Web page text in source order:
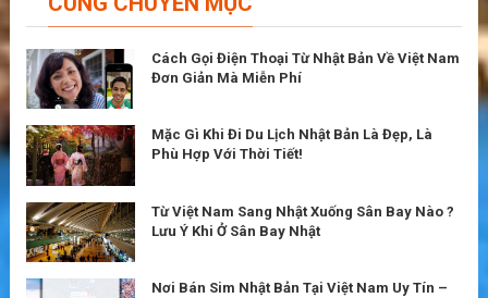
Cách Gọi Điện Thoại Từ Nhật Bản Về Việt Nam
Đơn Giản Mà Miễn Phí
Mặc Gì Khi Đi Du Lịch Nhật Bản Là Đẹp, Là
Phù Hợp Với Thời Tiết!
Từ Việt Nam Sang Nhật Xuống Sân Bay Nào ?
Lưu Ý Khi Ở Sân Bay Nhật
Nơi Bán Sim Nhật Bản Tại Việt Nam Uy Tín –